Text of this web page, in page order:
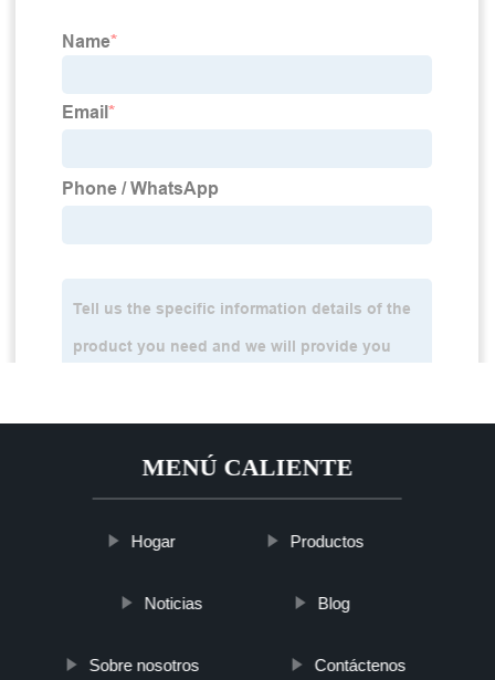
MENÚ CALIENTE
Hogar Productos
Noticias Blog
Sobre nosotros Contáctenos